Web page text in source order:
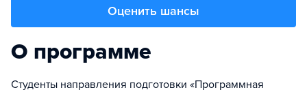
Оценить шансы
О программе
Студенты направления подготовки «Программная